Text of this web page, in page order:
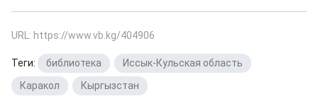
URL: https://www.vb.kg/404906
Теги: библиотека Иссык-Кульская область
Каракол
Кыргызстан